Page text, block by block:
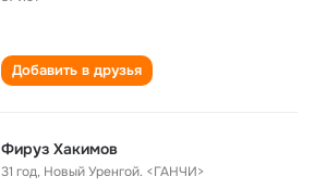
Добавить в друзья
Фируз Хакимов
31 год, Новый Уренгой. <ГАНЧИ>